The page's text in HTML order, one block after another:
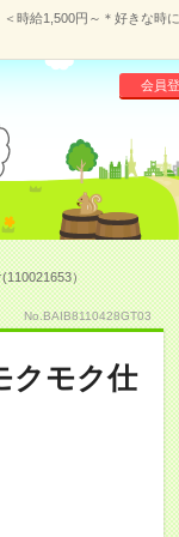
＜時給1,500円～＊好きな時
会員
）
No.BAIB8110428GT03
クモク仕